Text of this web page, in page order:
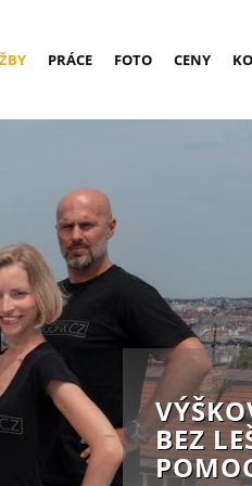
PRÁCE FOTO CENY